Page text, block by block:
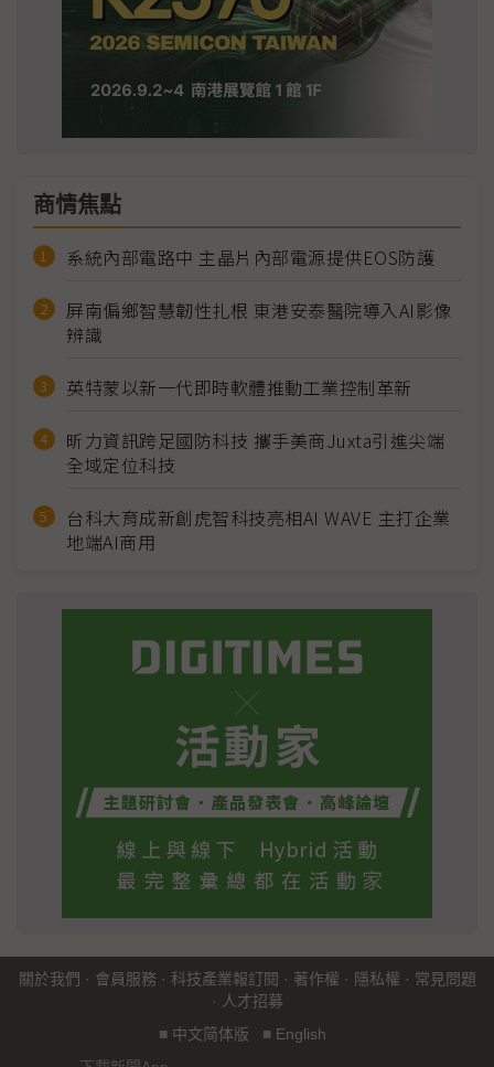
商情焦點
系統內部電路中 主晶片內部電源提供EOS防護
屏南偏鄉智慧韌性扎根 東港安泰醫院導入AI影像
辨識
英特蒙以新一代即時軟體推動工業控制革新
昕力資訊跨足國防科技 攜手美商Juxta引進尖端
全域定位科技
台科大育成新創虎智科技亮相AI WAVE 主打企業
地端AI商用
關於我們 · 會員服務 · 科技產業報訂閱 · 著作權 · 隱私權 · 常見問題
· 人才招募
■ 中文简体版 ■ English